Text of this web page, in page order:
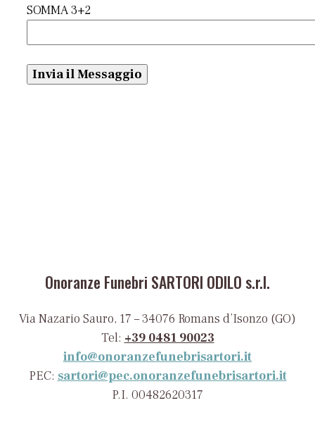
SOMMA 3+2
Onoranze Funebri SARTORI ODILO s.r.l.
Via Nazario Sauro, 17 – 34076 Romans d’Isonzo (GO)
Tel: +39 0481 90023
info@onoranzefunebrisartori.it
PEC: sartori@pec.onoranzefunebrisartori.it
P.I. 00482620317